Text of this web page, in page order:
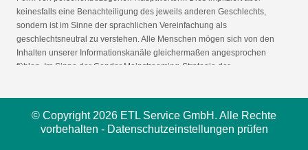
keinesfalls eine Benachteiligung des jeweils anderen Geschlechts,
sondern ist im Sinne der sprachlichen Vereinfachung als
geschlechtsneutral zu verstehen. Alle Menschen mögen sich von den
Inhalten unserer Informationskanäle gleichermaßen angesprochen
fühlen. Im Sinne der Gender Mainstreaming-Strategie der
© Copyright 2026 ETL Service GmbH. Alle Rechte
vorbehalten - Datenschutzeinstellungen prüfen